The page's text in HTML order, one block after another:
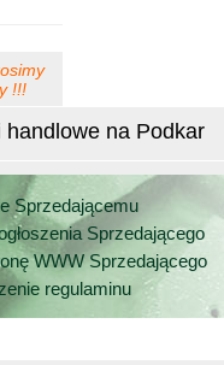
handlowe na Podkar
Sprzedającemu
Sprzedającego
WWW Sprzedającego
regulaminu
!!!